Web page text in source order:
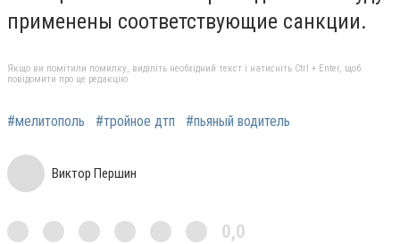
применены соответствующие санкции.
Якщо ви помітили помилку, виділіть необхідний текст і натисніть Ctrl + Enter, щоб
повідомити про це редакцію
#мелитополь #тройное дтп #пьяный водитель
Виктор Першин
0,0